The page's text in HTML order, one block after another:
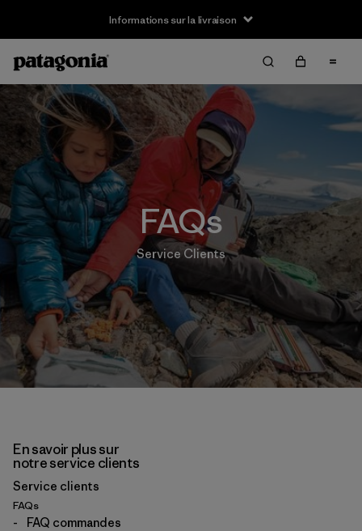
Informations sur la livraison
FAQs
Service Clients
En savoir plus sur
notre service clients
Service clients
FAQs
-
FAQ commandes